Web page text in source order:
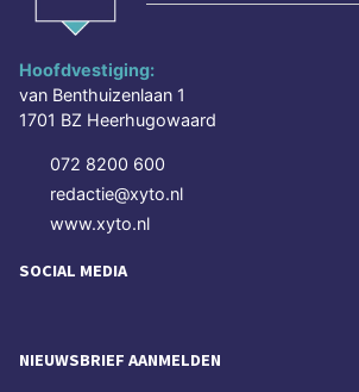
Hoofdvestiging:
van Benthuizenlaan 1
1701 BZ Heerhugowaard
072 8200 600
redactie@xyto.nl
www.xyto.nl
SOCIAL MEDIA
NIEUWSBRIEF AANMELDEN